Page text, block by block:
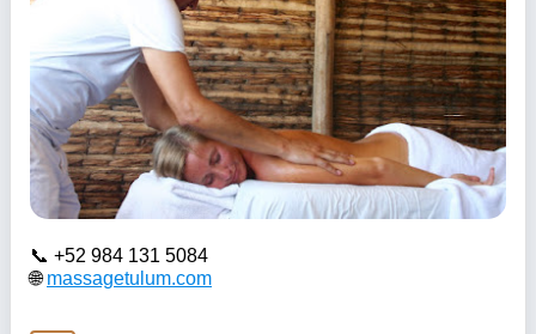
+52 984 131 5084
massagetulum.com